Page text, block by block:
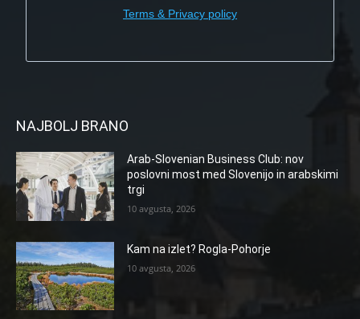
Terms & Privacy policy
NAJBOLJ BRANO
Arab-Slovenian Business Club: nov
poslovni most med Slovenijo in arabskimi
trgi
10 avgusta, 2026
Kam na izlet? Rogla-Pohorje
10 avgusta, 2026